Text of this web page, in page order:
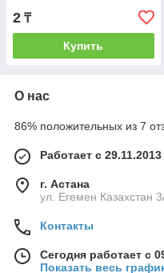
2 ₸
Купить
О нас
86% положительных из 7
Работает с 29.11.2013
г. Астана
ул. Егемен Казахстан
Контакты
Сегодня работает с
Показать весь